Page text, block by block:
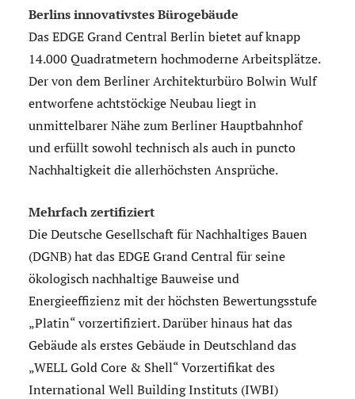
Berlins innovativstes Bürogebäude
Das EDGE Grand Central Berlin bietet auf knapp
14.000 Quadratmetern hochmoderne Arbeitsplätze.
Der von dem Berliner Architekturbüro Bolwin Wulf
entworfene achtstöckige Neubau liegt in
unmittelbarer Nähe zum Berliner Hauptbahnhof
und erfüllt sowohl technisch als auch in puncto
Nachhaltigkeit die allerhöchsten Ansprüche.
Mehrfach zertifiziert
Die Deutsche Gesellschaft für Nachhaltiges Bauen
(DGNB) hat das EDGE Grand Central für seine
ökologisch nachhaltige Bauweise und
Energieeffizienz mit der höchsten Bewertungsstufe
„Platin“ vorzertifiziert. Darüber hinaus hat das
Gebäude als erstes Gebäude in Deutschland das
„WELL Gold Core & Shell“ Vorzertifikat des
International Well Building Instituts (IWBI)